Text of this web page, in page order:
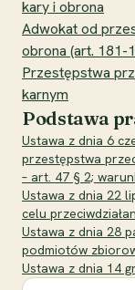
kary i obrona
Adwokat od
obrona (art. 181-
Przestępstwa
karnym
Podstawa
Ustawa z dnia 6
przestępstwa
– art. 47 § 2;
Ustawa z dnia 22
celu
Ustawa z dnia 28
podmiotów
Ustawa z dnia 14